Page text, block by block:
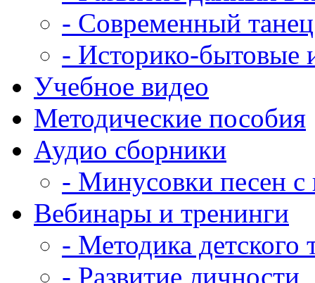
- Современный танец
- Историко-бытовые
Учебное видео
Методические пособия
Аудио сборники
- Минусовки песен с
Вебинары и тренинги
- Методика детского
- Развитие личности